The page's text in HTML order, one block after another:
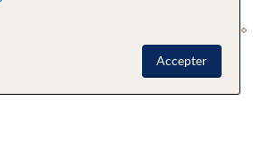
Ville - Ho Chi Minh-Ville
Cruise - Cai Be -
Penh - Phnom PenhAccepter